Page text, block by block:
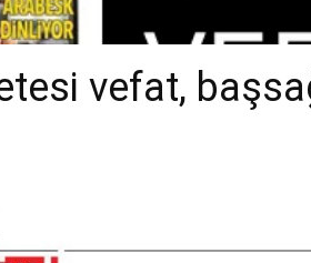
vefat,